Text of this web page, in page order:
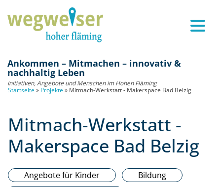
Ankommen – Mitmachen – innovativ &
nachhaltig Leben
Initiativen, Angebote und Menschen im Hohen Fläming
Startseite » Projekte » Mitmach-Werkstatt - Makerspace Bad Belzig
Mitmach-Werkstatt -
Makerspace Bad Belzig
Angebote für Kinder
Bildung